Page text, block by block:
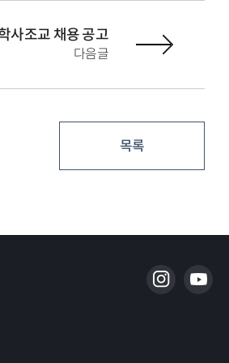
다음글
사조교 채용 공고
목록